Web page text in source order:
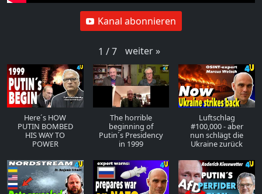
Kanal abonnieren
1 /7 weiter»
Here´s HOW
PUTIN BOMBED
HIS WAY TO
POWER
The horrible
beginning of
Putin´s Presidency
in 1999
Luftschlag
#100,000 - aber
nun schlägt die
Ukraine zurück